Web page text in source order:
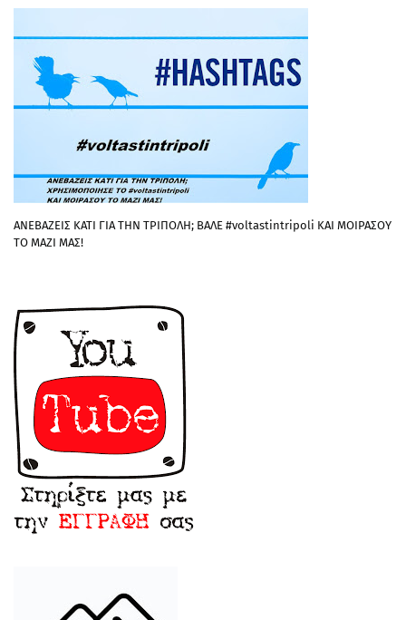
ΑΝΕΒΑΖΕΙΣ ΚΑΤΙ ΓΙΑ ΤΗΝ ΤΡΙΠΟΛΗ; ΒΑΛΕ #voltastintripoli ΚΑΙ ΜΟΙΡΑΣΟΥ
ΤΟ ΜΑΖΙ ΜΑΣ!